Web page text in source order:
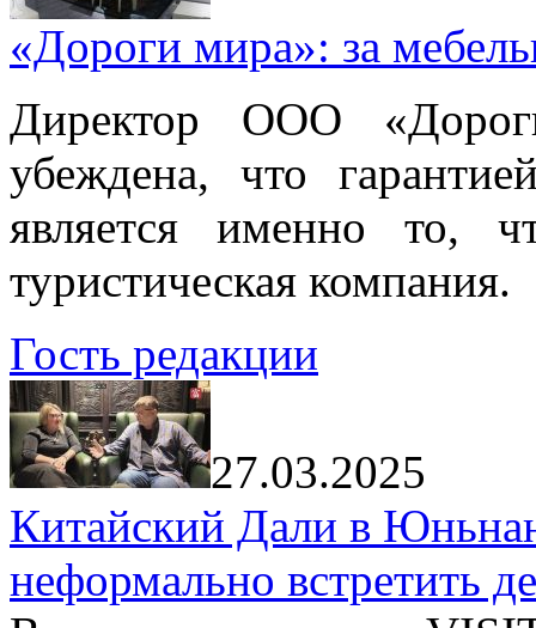
«Дороги мира»: за
Директор ООО
убеждена, что
является именно то,
туристическая компания.
Гость редакции
27.03.2025
Китайский Дали в
неформально встретить